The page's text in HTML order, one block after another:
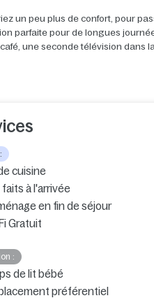
un peu plus de confort, pour
parfaite pour de longues
une seconde télévision dans
cuisine
faits à l'arrivée
en fin de séjour
Gratuit
:
de lit bébé
préférentiel